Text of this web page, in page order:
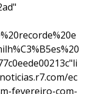
ec
fevereiro-com-